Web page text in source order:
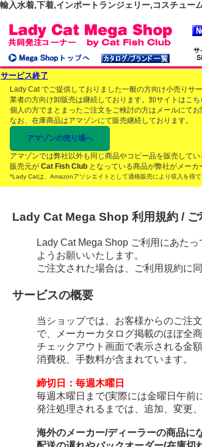
輸入水着,下着,インポートランジェリー,コスチュ
サービス終了
Lady Cat でご提供しておりました一般の方向け小売りサ
業者の方向け卸販売は継続しております。卸サイトはこち
個人の方でまとまったご注文をご検討の方はメールにてお
なお、在庫商品はアマゾンにて販売継続しております。
アマゾンの売り場へ
アマゾンでは弊社以外も同じ商品やコピー品を販売してい
販売元が Cat Fish Club となっている商品が弊社がメーカ
*Lady Catは、Amazonアソシエイトとして適格販売により収入を得て
Lady Cat Mega Shop 利用規約 / ご
Lady Cat Mega Shop ご利用にあた
ようお願いいたします。
ご注文された場合は、ご利用規約に
サービスの概要
当ショップでは、お客様からのご注
で、メーカーカタログ掲載のほぼ全
チェックアウト画面で表示される金
消費税、手数料が含まれています。
締切日：毎週木曜日
毎週木曜日まで(実際には金曜日午前
発注処理されるまでは、追加、変更
海外のメーカー/ディーラーの商品に